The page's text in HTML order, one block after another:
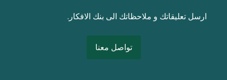
ارسل تعليقاتك و ملاحظاتك الى بنك الافكار.
تواصل معنا